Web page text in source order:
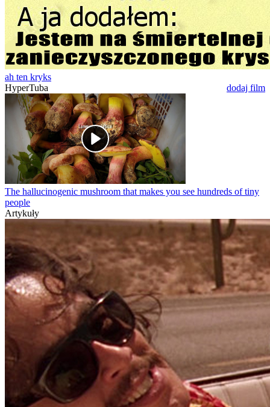
ah ten kryks
HyperTuba
dodaj film
The hallucinogenic mushroom that makes you see hundreds of tiny
people
Artykuły